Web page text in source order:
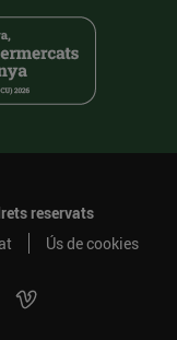
reservats
Ús de cookies